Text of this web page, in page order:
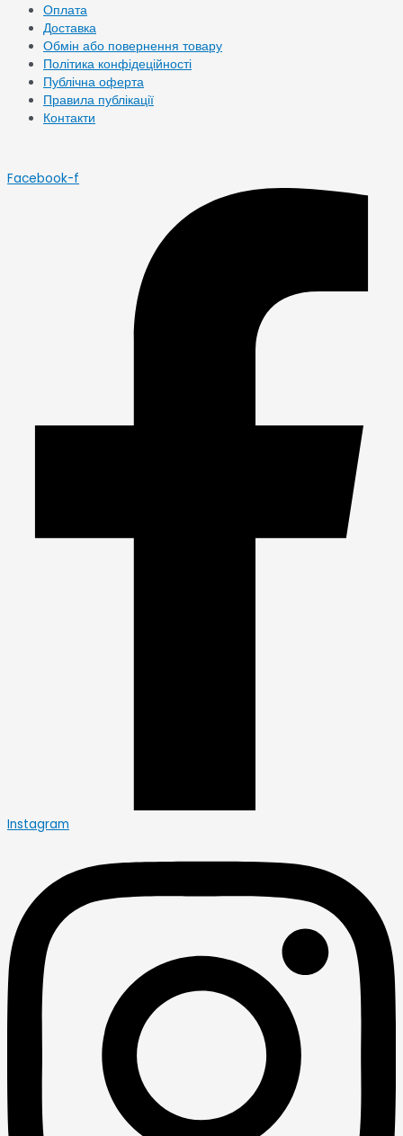
Оплата
Доставка
Обмін або повернення товару
Політика конфідеційності
Публічна оферта
Правила публікації
Контакти
Facebook-f
Instagram